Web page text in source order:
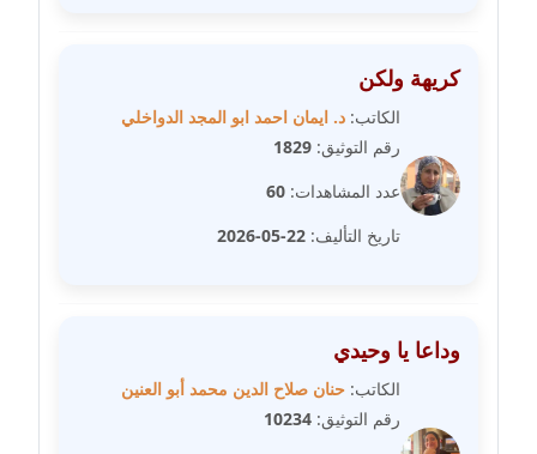
مدونة سارة القصبي
مدونة سارة سعيد
مدونة سامح رشاد
كريهة ولكن
الكاتب: د. ايمان احمد ابو المجد الدواخلي
رقم التوثيق: 1829
عدد المشاهدات: 60
تاريخ التأليف: 22-05-2026
وداعا يا وحيدي
الكاتب: حنان صلاح الدين محمد أبو العنين
رقم التوثيق: 10234